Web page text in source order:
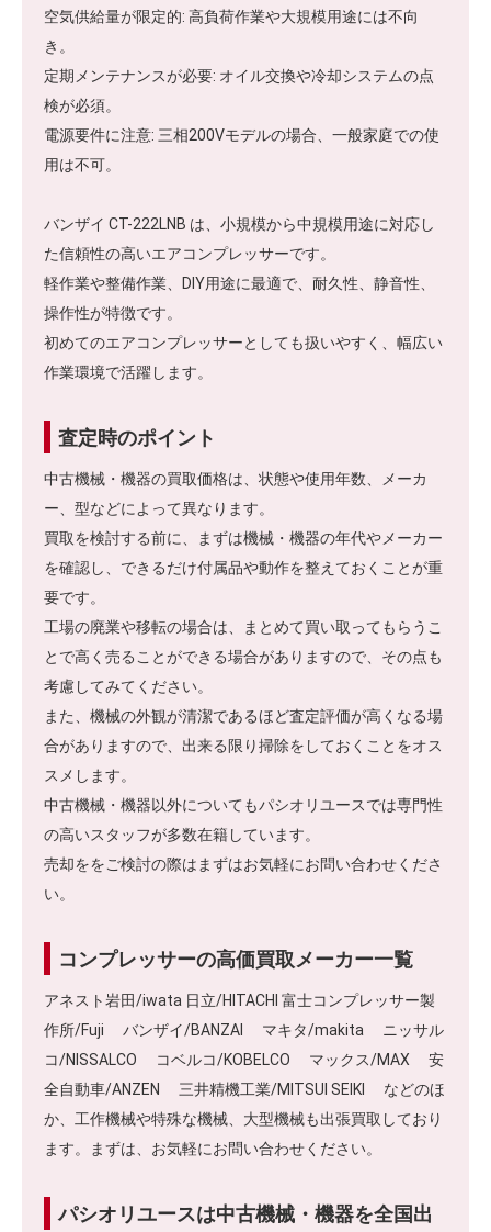
空気供給量が限定的: 高負荷作業や大規模用途には不向
き。
定期メンテナンスが必要: オイル交換や冷却システムの点
検が必須。
電源要件に注意: 三相200Vモデルの場合、一般家庭での使
用は不可。
バンザイ CT-222LNB は、小規模から中規模用途に対応し
た信頼性の高いエアコンプレッサーです。
軽作業や整備作業、DIY用途に最適で、耐久性、静音性、
操作性が特徴です。
初めてのエアコンプレッサーとしても扱いやすく、幅広い
作業環境で活躍します。
査定時のポイント
中古機械・機器の買取価格は、状態や使用年数、メーカ
ー、型などによって異なります。
買取を検討する前に、まずは機械・機器の年代やメーカー
を確認し、できるだけ付属品や動作を整えておくことが重
要です。
工場の廃業や移転の場合は、まとめて買い取ってもらうこ
とで高く売ることができる場合がありますので、その点も
考慮してみてください。
また、機械の外観が清潔であるほど査定評価が高くなる場
合がありますので、出来る限り掃除をしておくことをオス
スメします。
中古機械・機器以外についてもパシオリユースでは専門性
の高いスタッフが多数在籍しています。
売却ををご検討の際はまずはお気軽にお問い合わせくださ
い。
コンプレッサーの高価買取メーカー一覧
アネスト岩田/iwata 日立/HITACHI 富士コンプレッサー製
作所/Fuji バンザイ/BANZAI マキタ/makita ニッサル
コ/NISSALCO コベルコ/KOBELCO マックス/MAX 安
全自動車/ANZEN 三井精機工業/MITSUI SEIKI などのほ
か、工作機械や特殊な機械、大型機械も出張買取しており
ます。まずは、お気軽にお問い合わせください。
パシオリユースは中古機械・機器を全国出